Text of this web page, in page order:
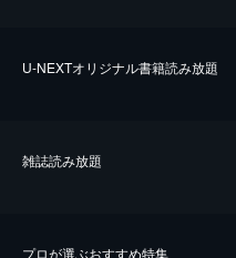
U-NEXTオリジナル書籍読み放題
雑誌読み放題
プロが選ぶおすすめ特集